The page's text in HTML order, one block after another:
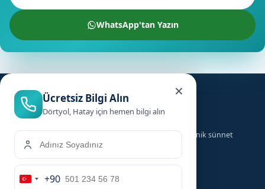
WhatsApp'tan Yazın
×
Ücretsiz Bilgi Alın
Dörtyol, Hatay için hemen bilgi alın
Turkey
+90
Türkiye genelinde ailelere güvenilir, hızlı ve hijyenik sünnet
hizmeti sunuyoruz.
Hizmetler